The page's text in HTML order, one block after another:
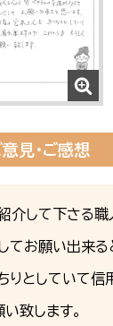
意見・ご感想
介して下さる職
てお願い出来る
としていて信
致します。